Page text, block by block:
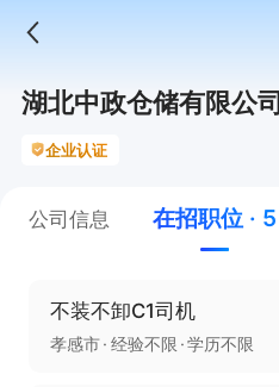
湖北中政仓储有限公司
企业认证
公司信息 在招职位 · 5
不装不卸C1司机
孝感市 经验不限 学历不限